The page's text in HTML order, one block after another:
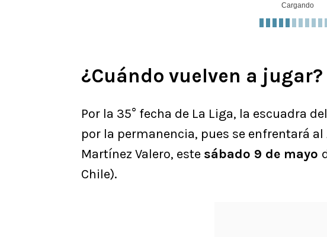
Cargando
¿Cuándo vuelven a jugar?
Por la 35° fecha de La Liga, la escuadra
por la permanencia, pues se enfrentará al
Martínez Valero, este sábado 9 de mayo
Chile).